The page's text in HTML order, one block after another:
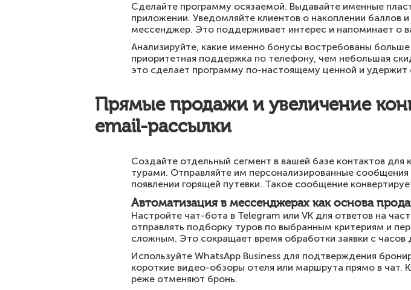
Сделайте программу осязаемой. Выдавайте именные
приложении. Уведомляйте клиентов о накоплении баллов
мессенджер. Это поддерживает интерес и напоминает о
Анализируйте, какие именно бонусы востребованы
приоритетная поддержка по телефону, чем небольшая
это сделает программу по-настоящему ценной и
Прямые продажи и увеличение
email-рассылки
Создайте отдельный сегмент в вашей базе контактов
турами. Отправляйте им персонализированные
появлении горящей путевки. Такое сообщение
Автоматизация в мессенджерах как основа
Настройте чат-бота в Telegram или VK для ответов на
отправлять подборку туров по выбранным критериям и
сложным. Это сокращает время обработки заявки с
Используйте WhatsApp Business для подтверждения
короткие видео-обзоры отеля или маршрута прямо в чат.
реже отменяют бронь.